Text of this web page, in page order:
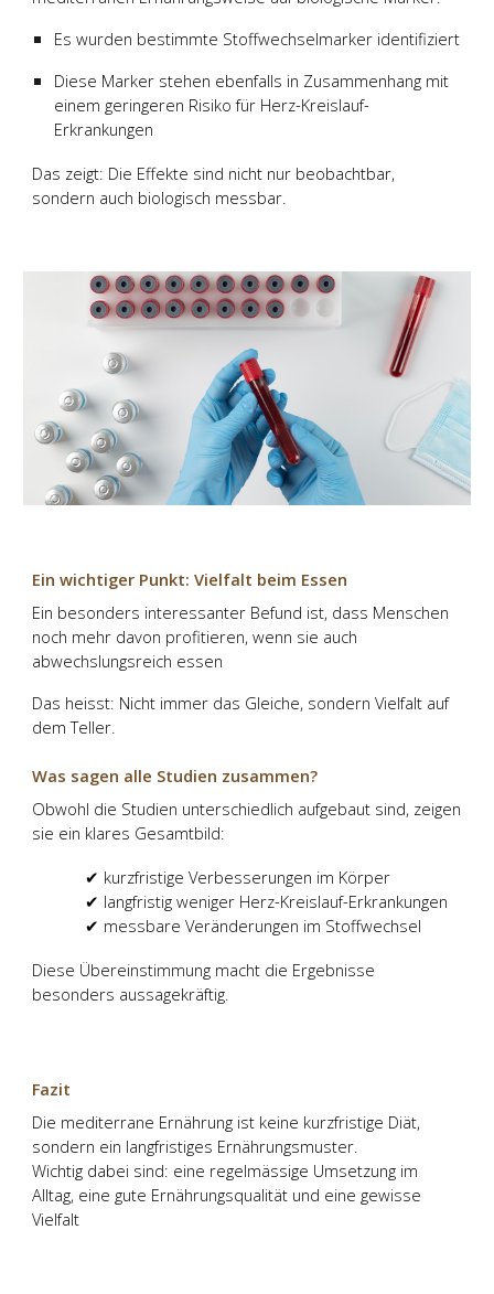
Es wurden bestimmte Stoffwechselmarker identifiziert
Diese Marker stehen ebenfalls in Zusammenhang mit
einem geringeren Risiko für Herz-Kreislauf-
Erkrankungen
Das zeigt: Die Effekte sind nicht nur beobachtbar,
sondern auch biologisch messbar.
Ein wichtiger Punkt: Vielfalt beim Essen
Ein besonders interessanter Befund ist, dass Menschen
noch mehr davon profitieren, wenn sie auch
abwechslungsreich essen
Das heisst: Nicht immer das Gleiche, sondern Vielfalt auf
dem Teller.
Was sagen alle Studien zusammen?
Obwohl die Studien unterschiedlich aufgebaut sind, zeigen
sie ein klares Gesamtbild:
✔ kurzfristige Verbesserungen im Körper
✔ langfristig weniger Herz-Kreislauf-Erkrankungen
✔ messbare Veränderungen im Stoffwechsel
Diese Übereinstimmung macht die Ergebnisse
besonders aussagekräftig.
Fazit
Die mediterrane Ernährung ist keine kurzfristige Diät,
sondern ein langfristiges Ernährungsmuster.
Wichtig dabei sind: eine regelmässige Umsetzung im
Alltag, eine gute Ernährungsqualität und eine gewisse
Vielfalt